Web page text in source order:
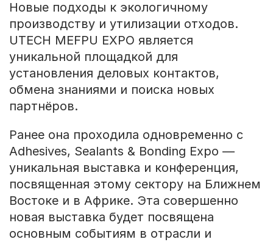
Новые подходы к экологичному
производству и утилизации отходов.
UTECH MEFPU EXPO является
уникальной площадкой для
установления деловых контактов,
обмена знаниями и поиска новых
партнёров.
Ранее она проходила одновременно с
Adhesives, Sealants & Bonding Expo —
уникальная выставка и конференция,
посвященная этому сектору на Ближнем
Востоке и в Африке. Эта совершенно
новая выставка будет посвящена
основным событиям в отрасли и